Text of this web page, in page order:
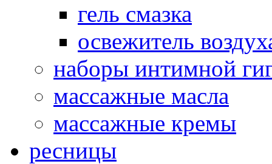
гель смазка
освежитель
наборы интимной
массажные масла
массажные кремы
ресницы